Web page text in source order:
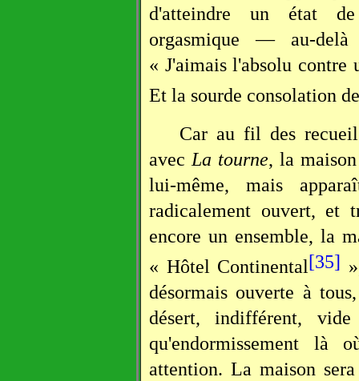
d'atteindre un état
orgasmique — au-
« J'aimais l'absolu
Et la sourde consolation
Car au fil des
avec La tourne, la
lui-même, mais
radicalement ouvert, et
encore un ensemble, la
« Hôtel Continental[35]
désormais ouverte à
désert, indifférent,
qu'endormissement là
attention. La maison